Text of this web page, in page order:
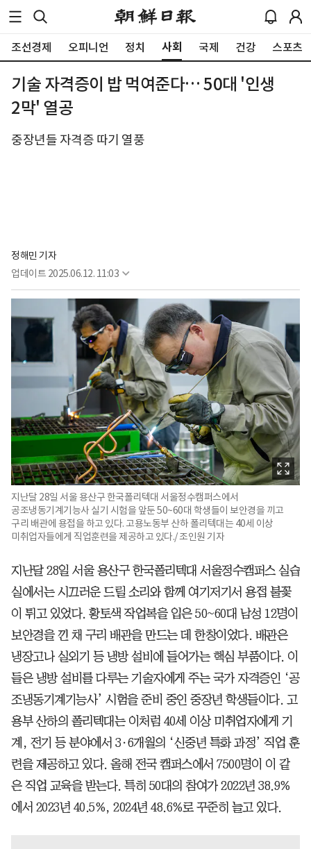
조선경제 오피니언 정치 사회 국제 건강 스포츠
기술 자격증이 밥 먹여준다… 50대 '인생
2막' 열공
중장년들 자격증 따기 열풍
정해민 기자
업데이트 2025.06.12. 11:03
지난달 28일 서울 용산구 한국폴리텍대 서울정수캠퍼스에서
공조냉동기계기능사 실기 시험을 앞둔 50~60대 학생들이 보안경을 끼고
구리 배관에 용접을 하고 있다. 고용노동부 산하 폴리텍대는 40세 이상
미취업자들에게 직업훈련을 제공하고 있다./ 조인원 기자
지난달 28일 서울 용산구 한국폴리텍대 서울정수캠퍼스 실습
실에서는 시끄러운 드릴 소리와 함께 여기저기서 용접 불꽃
이 튀고 있었다. 황토색 작업복을 입은 50~60대 남성 12명이
보안경을 낀 채 구리 배관을 만드는 데 한창이었다. 배관은
냉장고나 실외기 등 냉방 설비에 들어가는 핵심 부품이다. 이
들은 냉방 설비를 다루는 기술자에게 주는 국가 자격증인 ‘공
조냉동기계기능사’ 시험을 준비 중인 중장년 학생들이다. 고
용부 산하의 폴리텍대는 이처럼 40세 이상 미취업자에게 기
계, 전기 등 분야에서 3·6개월의 ‘신중년 특화 과정’ 직업 훈
련을 제공하고 있다. 올해 전국 캠퍼스에서 7500명이 이 같
은 직업 교육을 받는다. 특히 50대의 참여가 2022년 38.9%
에서 2023년 40.5%, 2024년 48.6%로 꾸준히 늘고 있다.